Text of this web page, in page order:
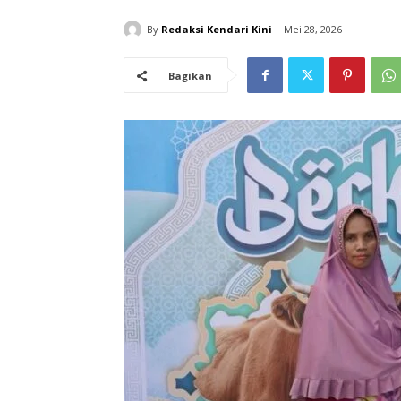
By Redaksi Kendari Kini Mei 28, 2026
Bagikan